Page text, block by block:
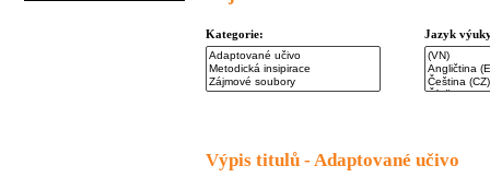
Kategorie: Jazyk
Výpis titulů - Adaptované učivo